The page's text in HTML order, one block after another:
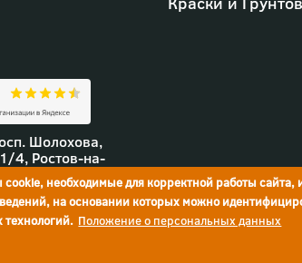
Шолохова,
4, Ростов-на-
"Товары"
cookie, необходимые для корректной работы
на основании которых можно
Положение о персональных данных